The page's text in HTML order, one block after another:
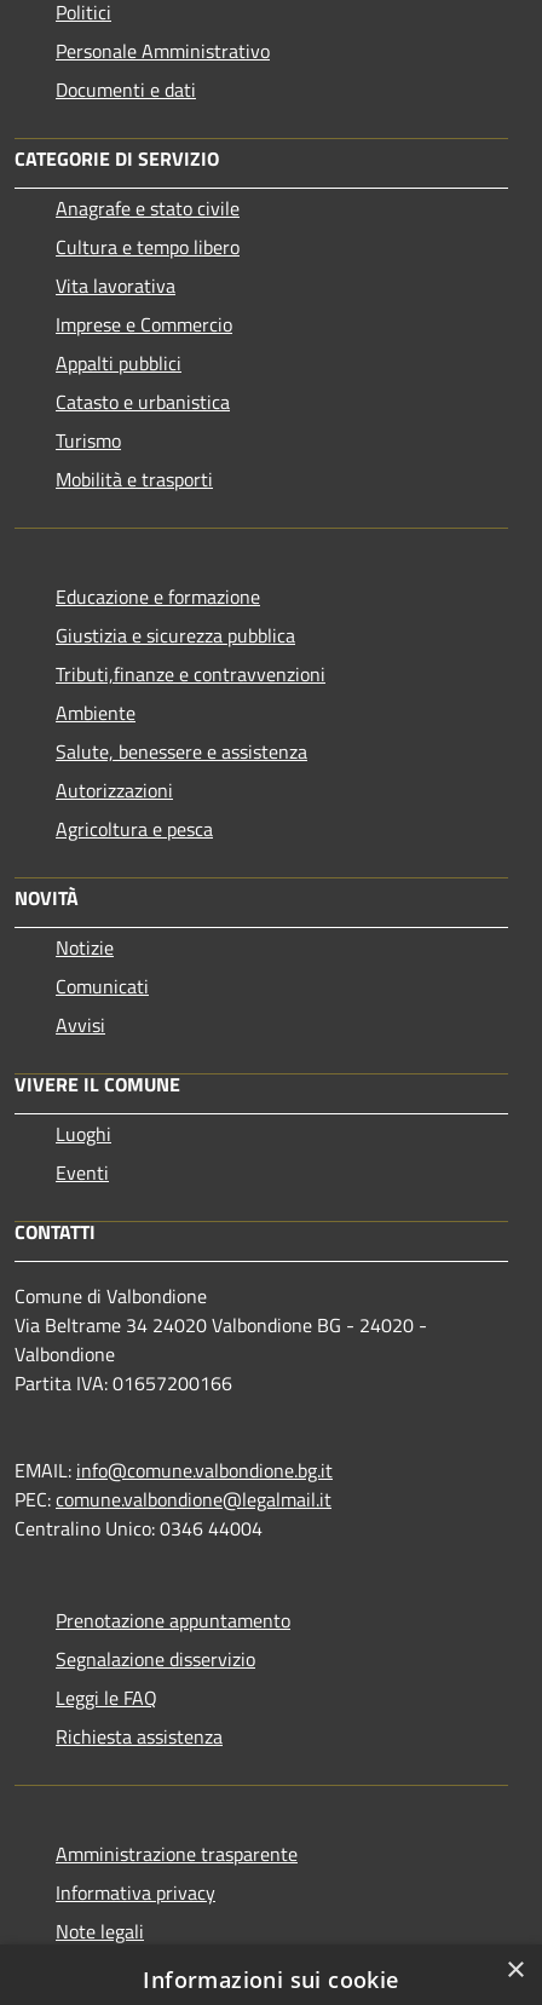
Politici
Personale Amministrativo
Documenti e dati
CATEGORIE DI SERVIZIO
Anagrafe e stato civile
Cultura e tempo libero
Vita lavorativa
Imprese e Commercio
Appalti pubblici
Catasto e urbanistica
Turismo
Mobilità e trasporti
Educazione e formazione
Giustizia e sicurezza pubblica
Tributi,finanze e contravvenzioni
Ambiente
Salute, benessere e assistenza
Autorizzazioni
Agricoltura e pesca
NOVITÀ
Notizie
Comunicati
Avvisi
VIVERE IL COMUNE
Luoghi
Eventi
CONTATTI
Comune di Valbondione
Via Beltrame 34 24020 Valbondione BG - 24020 -
Valbondione
Partita IVA: 01657200166
EMAIL: info@comune.valbondione.bg.it
PEC:comune.valbondione@legalmail.it
Centralino Unico: 0346 44004
Prenotazione appuntamento
Segnalazione disservizio
Leggi le FAQ
Richiesta assistenza
Amministrazione trasparente
Informativa privacy
Note legali
Dichiarazione di accessibilità
×
Informazioni sui cookie